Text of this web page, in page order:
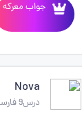
جواب معرکه
Nova
درس9 فارسی یازدهم